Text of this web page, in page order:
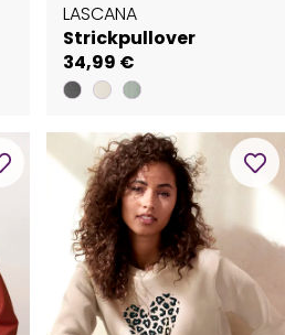
LASCANA
Strickpullover
34,99 €